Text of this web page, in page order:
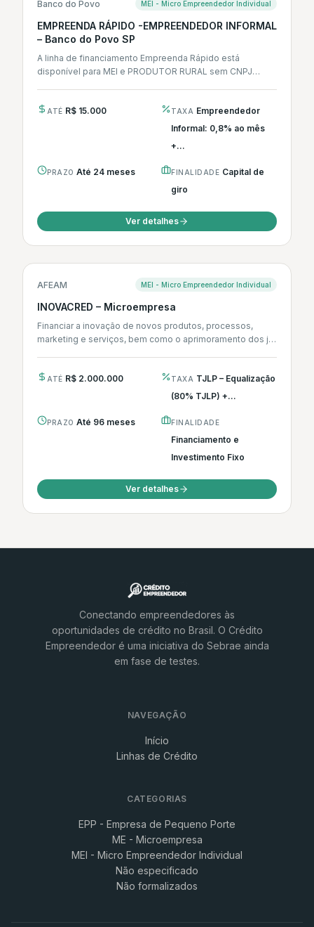
Banco do Povo MEI - Micro Empreendedor Individual
EMPREENDA RÁPIDO -EMPREENDEDOR INFORMAL
– Banco do Povo SP
A linha de financiamento Empreenda Rápido está
disponível para MEI e PRODUTOR RURAL sem CNPJ
ATÉ R$ 15.000 TAXA Empreendedor
Informal: 0,8% ao mês
+...
PRAZO Até 24 meses FINALIDADE Capital de
giro
Ver detalhes
AFEAM MEI - Micro Empreendedor Individual
INOVACRED – Microempresa
Financiar a inovação de novos produtos, processos,
marketing e serviços, bem como o aprimoramento dos já
ATÉ R$ 2.000.000 TAXA TJLP – Equalização
(80% TJLP) +...
PRAZO Até 96 meses FINALIDADE
Financiamento e
Investimento Fixo
Ver detalhes
Conectando empreendedores às
oportunidades de crédito no Brasil. O Crédito
Empreendedor é uma iniciativa do Sebrae ainda
em fase de testes.
NAVEGAÇÃO
Início
Linhas de Crédito
CATEGORIAS
EPP - Empresa de Pequeno Porte
ME - Microempresa
MEI - Micro Empreendedor Individual
Não especificado
Não formalizados